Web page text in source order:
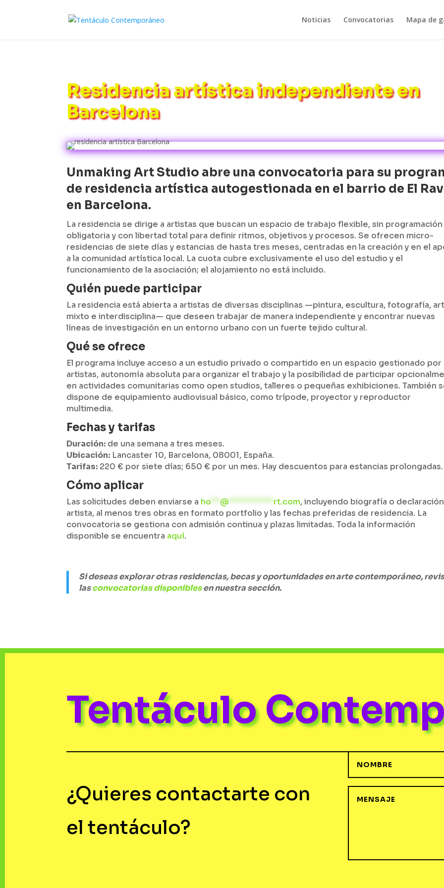
Noticias Convocatorias Mapa de
Residencia artística independiente en
Barcelona
Unmaking Art Studio abre una convocatoria para su
de residencia artística autogestionada en el barrio de El
en Barcelona.
La residencia se dirige a artistas que buscan un espacio de trabajo flexible, sin programación
obligatoria y con libertad total para definir ritmos, objetivos y procesos. Se ofrecen micro-
residencias de siete días y estancias de hasta tres meses, centradas en la creación y en el
a la comunidad artística local. La cuota cubre exclusivamente el uso del estudio y el
funcionamiento de la asociación; el alojamiento no está incluido.
Quién puede participar
La residencia está abierta a artistas de diversas disciplinas —pintura, escultura, fotografía,
mixto e interdisciplina— que deseen trabajar de manera independiente y encontrar nuevas
líneas de investigación en un entorno urbano con un fuerte tejido cultural.
Qué se ofrece
El programa incluye acceso a un estudio privado o compartido en un espacio gestionado por
artistas, autonomía absoluta para organizar el trabajo y la posibilidad de participar
en actividades comunitarias como open studios, talleres o pequeñas exhibiciones. También
dispone de equipamiento audiovisual básico, como trípode, proyector y reproductor
multimedia.
Fechas y tarifas
Duración: de una semana a tres meses.
Ubicación: Lancaster 10, Barcelona, 08001, España.
Tarifas: 220 € por siete días; 650 € por un mes. Hay descuentos para estancias prolongadas.
Cómo aplicar
Las solicitudes deben enviarse a ho**@**********rt.com, incluyendo biografía o
artista, al menos tres obras en formato portfolio y las fechas preferidas de residencia. La
convocatoria se gestiona con admisión continua y plazas limitadas. Toda la información
disponible se encuentra aquí.
Si deseas explorar otras residencias, becas y oportunidades en arte contemporáneo,
lasconvocatorias disponiblesen nuestra sección.
Tentáculo
¿Quieres contactarte con
el tentáculo?